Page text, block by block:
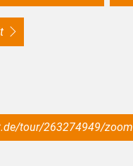
tour/263274949/zoom